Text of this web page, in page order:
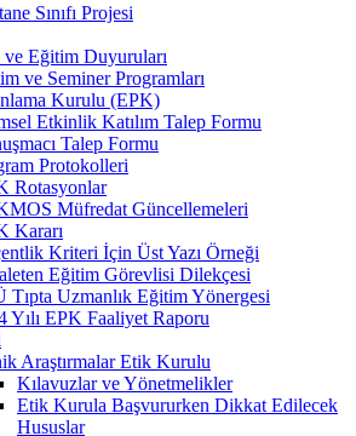
Sınıfı Projesi
Eğitim Duyuruları
ve Seminer Programları
Kurulu (EPK)
Etkinlik Katılım Talep Formu
Talep Formu
Protokolleri
Rotasyonlar
Müfredat Güncellemeleri
Kararı
Kriteri İçin Üst Yazı Örneği
Eğitim Görevlisi Dilekçesi
Tıpta Uzmanlık Eğitim Yönergesi
Yılı EPK Faaliyet Raporu
Araştırmalar Etik Kurulu
Kılavuzlar ve Yönetmelikler
Etik Kurula Başvururken Dikkat Edilecek
Hususlar